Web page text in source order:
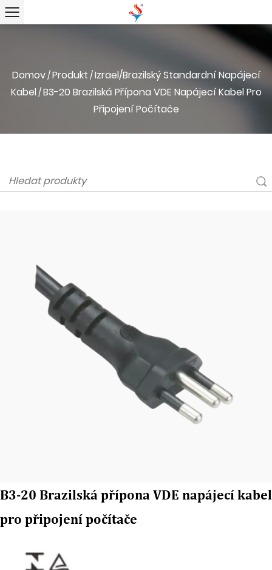
Domov/Produkt /Izrael/Brazilský Standardní Napájecí
Kabel /B3-20 Brazilská Přípona VDE Napájecí Kabel Pro
Připojení Počítače
B3-20 Brazilská přípona VDE napájecí kabel
pro připojení počítače